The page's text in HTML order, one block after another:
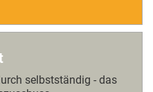
selbstständig - das